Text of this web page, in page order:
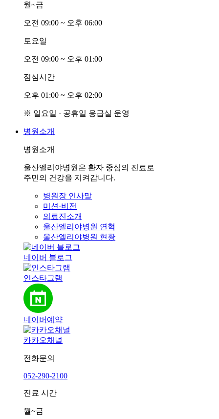
월~금
오전 09:00 ~ 오후 06:00
토요일
오전 09:00 ~ 오후 01:00
점심시간
오후 01:00 ~ 오후 02:00
※ 일요일 · 공휴일 응급실 운영
병원소개
병원소개
울산엘리야병원은 환자 중심의 진료로
주민의 건강을 지켜갑니다.
병원장 인사말
미션·비전
의료진소개
울산엘리야병원 연혁
울산엘리야병원 현황
네이버 블로그
인스타그램
네이버예약
카카오채널
전화문의
052-290-2100
진료 시간
월~금